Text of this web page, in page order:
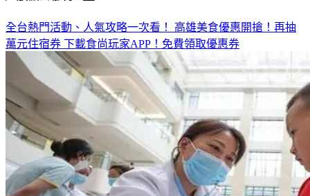
萬元住宿券下載食尚玩家APP！免費領取優惠券